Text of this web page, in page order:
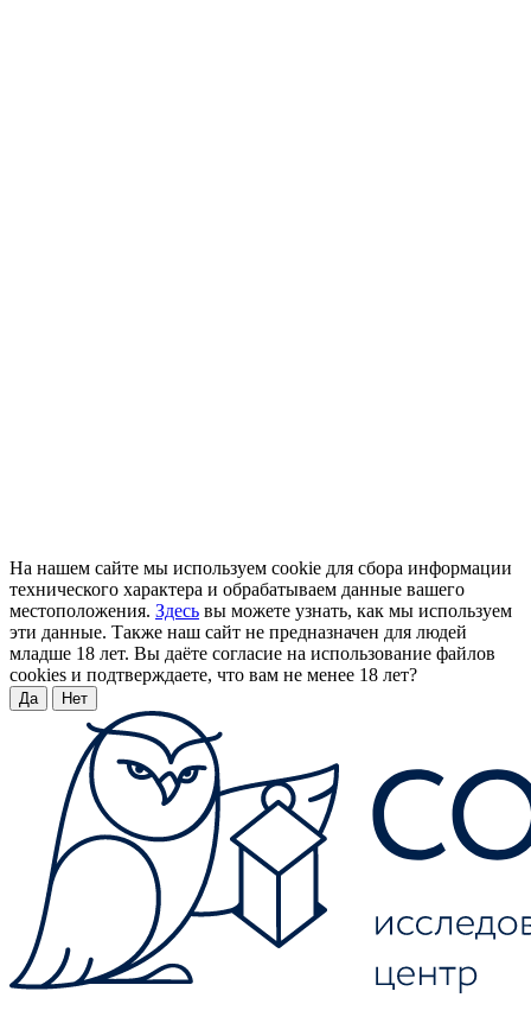
На нашем сайте мы используем cookie для сбора информации
технического характера и обрабатываем данные вашего
местоположения. Здесь вы можете узнать, как мы используем
эти данные. Также наш сайт не предназначен для людей
младше 18 лет. Вы даёте согласие на использование файлов
cookies и подтверждаете, что вам не менее 18 лет?
Да Нет